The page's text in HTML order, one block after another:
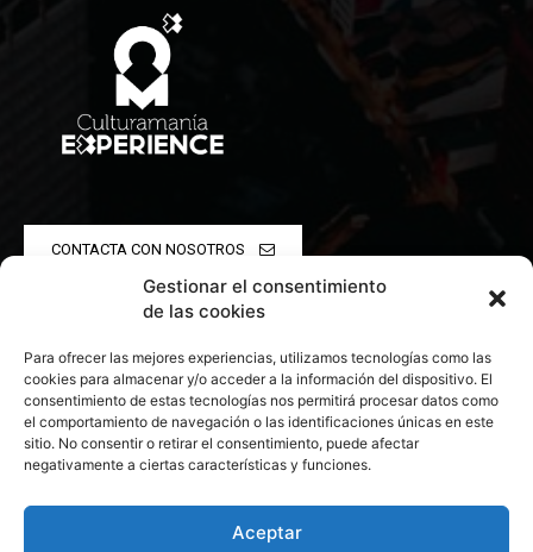
Gestionar el consentimiento
de las cookies
Para ofrecer las mejores experiencias, utilizamos tecnologías como las
cookies para almacenar y/o acceder a la información del dispositivo. El
consentimiento de estas tecnologías nos permitirá procesar datos como
el comportamiento de navegación o las identificaciones únicas en este
sitio. No consentir o retirar el consentimiento, puede afectar
negativamente a ciertas características y funciones.
Aceptar
CONTACTA CON NOSOTROS
POLÍTICA DE PRIVACIDAD
POLÍTICA DE COOKIES
© 2026 Todos los derechos reservados. Culturamanía